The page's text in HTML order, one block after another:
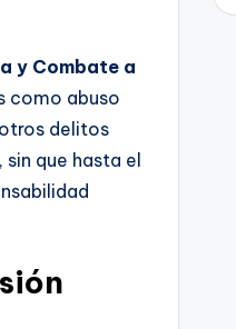
y Combate a
como abuso
delitos
que hasta el